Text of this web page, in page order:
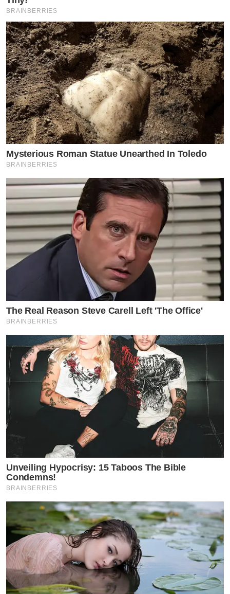
BRAINBERRIES
Mysterious Roman Statue Unearthed In Toledo
BRAINBERRIES
The Real Reason Steve Carell Left 'The Office'
BRAINBERRIES
Unveiling Hypocrisy: 15 Taboos The Bible
Condemns!
BRAINBERRIES